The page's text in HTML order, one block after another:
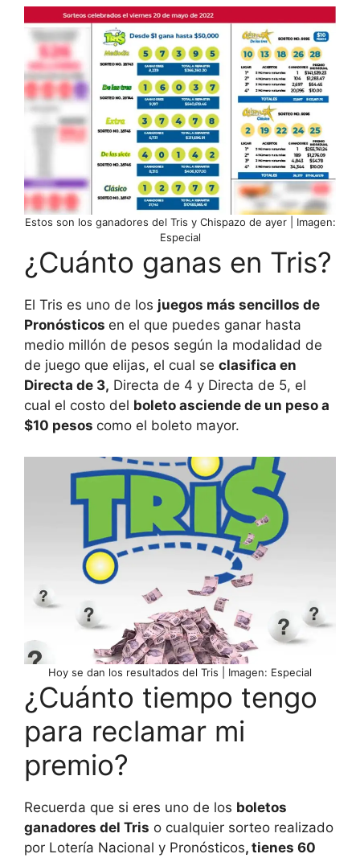
Estos son los ganadores del Tris y Chispazo de ayer | Imagen:
Especial
¿Cuánto ganas en Tris?
El Tris es uno de los juegos más sencillos de
Pronósticos en el que puedes ganar hasta
medio millón de pesos según la modalidad de
de juego que elijas, el cual se clasifica en
Directa de 3, Directa de 4 y Directa de 5, el
cual el costo del boleto asciende de un peso a
$10 pesos como el boleto mayor.
Hoy se dan los resultados del Tris | Imagen: Especial
¿Cuánto tiempo tengo
para reclamar mi
premio?
Recuerda que si eres uno de los boletos
ganadores del Tris o cualquier sorteo realizado
por Lotería Nacional y Pronósticos, tienes 60